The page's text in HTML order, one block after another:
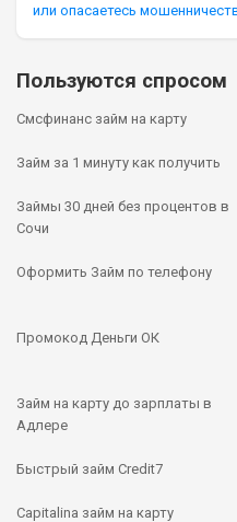
или опасаетесь
Пользуются спросом
Смсфинанс займ на карту
Займ за 1 минуту как получить
Займы 30 дней без процентов в
Сочи
Оформить Займ по телефону
Промокод Деньги ОК
Займ на карту до зарплаты в
Адлере
Быстрый займ Credit7
Capitalina займ на карту